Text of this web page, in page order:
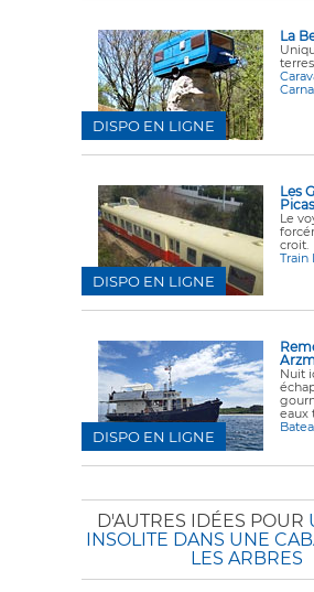
La
DISPO EN LIGNE
Les
Le
croit.
Train
DISPO EN LIGNE
Nuit
eaux
DISPO EN LIGNE
D'AUTRES IDÉES POUR
INSOLITE DANS UNE
LES ARBRES